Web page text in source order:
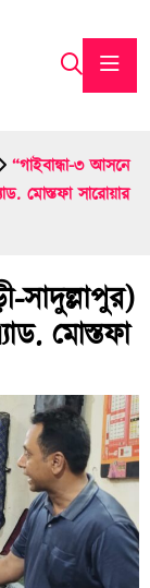
“গাইবান্ধা-৩ আসনে
মোস্তফা সারোয়ার
সাদুল্লাপুর)
মোস্তফা